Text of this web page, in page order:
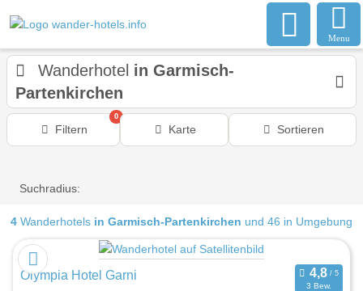
Menu
Wanderhotel in Garmisch-
Partenkirchen
Filtern
0
Karte Sortieren
Suchradius:
4 Wanderhotels in Garmisch-Partenkirchen und 46 in Umgebung
Olympia Hotel Garni
3 Bew.